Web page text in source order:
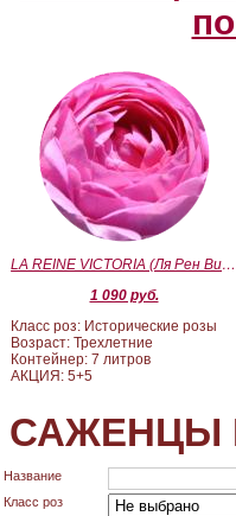
LA REINE VICTORIA (Ля Рен Виктория)
1 090 руб.
Класс роз: Исторические розы
Возраст: Трехлетние
Контейнер: 7 литров
АКЦИЯ: 5+5
САЖЕНЦЫ
Название
Класс роз